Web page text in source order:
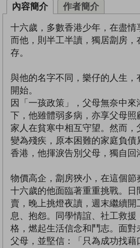
內容簡介 作者簡介
十六歲，多數香港少年，在盡情
而他，則半工半讀，獨居劏房，
存。
與他的名字不同，樂仔的人生，
開始。
因「一孩政策」，父母無奈中
下，他雖體弱多病，亦享父母照
家人在貧寒中相互守望。然而，
變為殘疾，原本困難的家庭負債
香港，他揮淚告別父母，獨自回
物價高企，劏房狹小，在這個節
十六歲的他面臨著重重挑戰。日
賣，晚上挑燈夜讀，週末繼續開
息、抱怨。同學情誼、社工救援
格，燃起生活信念和鬥志。面對
父母，並堅信：「只為成功找藉